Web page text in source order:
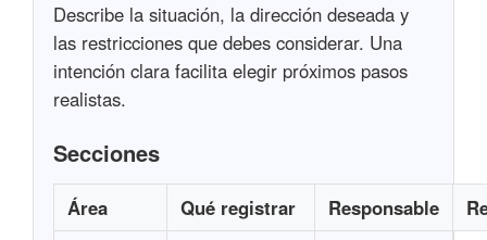
Describe la situación, la dirección deseada y
las restricciones que debes considerar. Una
intención clara facilita elegir próximos pasos
realistas.
Secciones
Área Qué registrar Responsable